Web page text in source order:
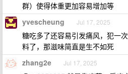
群）使得体重更加容易增加等
yvescheung Jul 17, 2025
糖吃多了还容易引发痛风，犯一
料了，那滋味简直是生不如死
zhang2e Jul 17, 2025